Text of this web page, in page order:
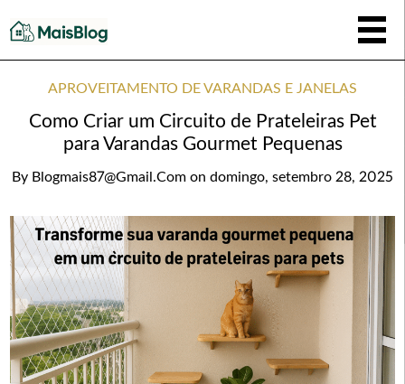
APROVEITAMENTO DE VARANDAS E JANELAS
Como Criar um Circuito de Prateleiras Pet
para Varandas Gourmet Pequenas
By Blogmais87@gmail.com on domingo, setembro 28, 2025